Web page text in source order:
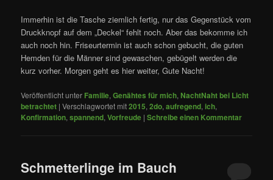
Immerhin ist die Tasche ziemlich fertig, nur das Gegenstück vom
Druckknopf auf dem „Deckel“ fehlt noch. Aber das bekomme ich
auch noch hin. Friseurtermin ist auch schon gebucht, die guten
Hemden für die Männer sind gewaschen, gebügelt werden die
kurz vorher. Morgen geht es hier weiter, Gute Nacht!
Veröffentlicht unter Familie,Genähtes für mich,NachtNaht bei Licht
betrachtet |Verschlagwortet mit2015,2do,aufregend,ich,
Konfirmation,spannend,Vorfreude |Schreibe einen Kommentar
Schmetterlinge im Bauch